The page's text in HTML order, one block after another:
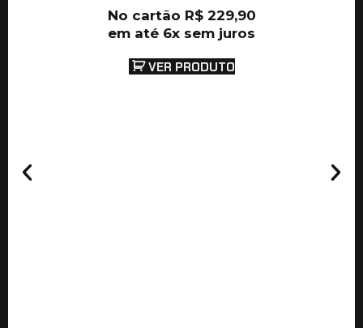
No cartão R$229,90
em até 6x sem juros
VER PRODUTO